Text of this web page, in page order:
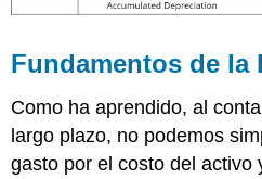
Fundamentos de la
Como ha aprendido, al
largo plazo, no podemos
gasto por el costo del activo